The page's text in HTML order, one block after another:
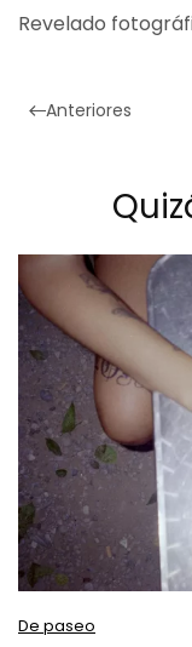
Revelado
Anteriores
De paseo